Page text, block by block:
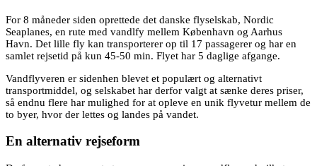
For 8 måneder siden oprettede det danske flyselskab, Nordic
Seaplanes, en rute med vandlfy mellem København og Aarhus
Havn. Det lille fly kan transporterer op til 17 passagerer og har en
samlet rejsetid på kun 45-50 min. Flyet har 5 daglige afgange.
Vandflyveren er sidenhen blevet et populært og alternativt
transportmiddel, og selskabet har derfor valgt at sænke deres priser,
så endnu flere har mulighed for at opleve en unik flyvetur mellem de
to byer, hvor der lettes og landes på vandet.
En alternativ rejseform